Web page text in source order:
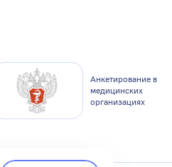
Анкетирование в
медицинских
организациях